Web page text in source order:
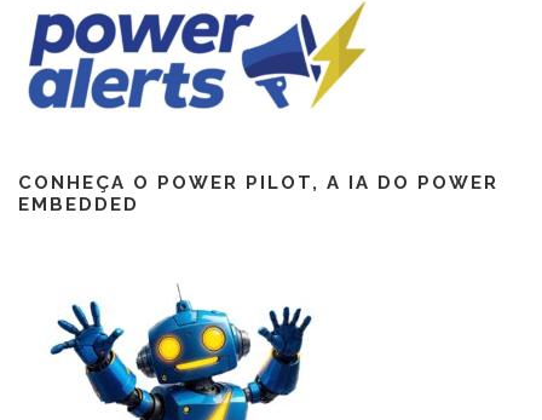
CONHEÇA O POWER PILOT, A IA DO POWER
EMBEDDED